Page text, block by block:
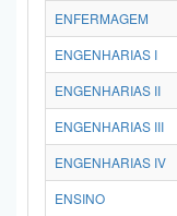
ENFERMAGEM
ENGENHARIAS I
ENGENHARIAS II
ENGENHARIAS III
ENGENHARIAS IV
ENSINO